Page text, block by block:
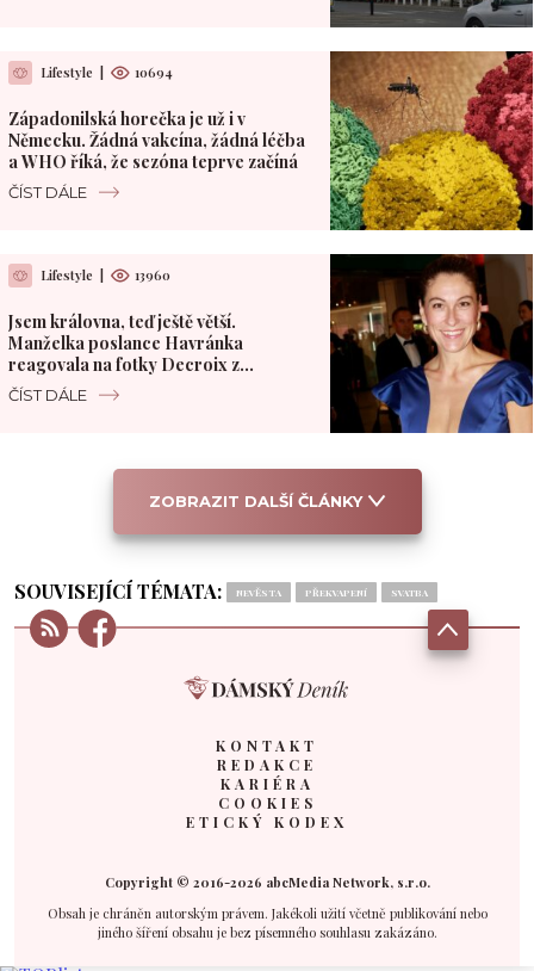
Lifestyle 10694
Západonilská horečka je už i v
Německu. Žádná vakcína, žádná léčba
a WHO říká, že sezóna teprve začíná
ČÍST DÁLE
Lifestyle 13960
Jsem královna, teď ještě větší.
Manželka poslance Havránka
reagovala na fotky Decroix z
polského hotelu
ČÍST DÁLE
ZOBRAZIT DALŠÍ ČLÁNKY
SOUVISEJÍCÍ TÉMATA: NEVĚSTA PŘEKVAPENÍ SVATBA
KONTAKT
REDAKCE
KARIÉRA
COOKIES
ETICKÝ KODEX
Copyright © 2016-2026 abcMedia Network, s.r.o.
Obsah je chráněn autorským právem. Jakékoli užití včetně publikování nebo
jiného šíření obsahu je bez písemného souhlasu zakázáno.